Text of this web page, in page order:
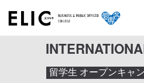
留学生 オープンキャ